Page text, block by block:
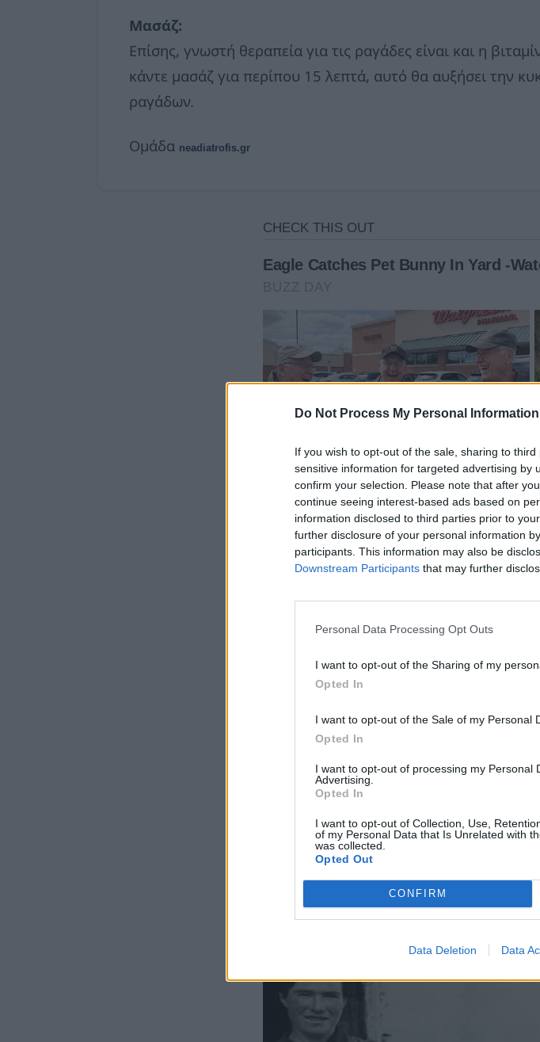
Do Not Process My Personal Information
If you wish to opt-out of the sale, sharing to
sensitive information for targeted advertising by
confirm your selection. Please note that after
continue seeing interest-based ads based on
information disclosed to third parties prior to
further disclosure of your personal information
participants. This information may also be
Downstream Participants that may further
Personal Data Processing Opt Outs
I want to opt-out of the Sharing of my
Opted In
I want to opt-out of the Sale of my Personal
Opted In
I want to opt-out of processing my Personal
Advertising.
Opted In
I want to opt-out of Collection, Use,
of my Personal Data that Is Unrelated with
was collected.
Opted Out
CONFIRM
Data Deletion Data
Μασάζ:
Επίσης, γνωστή θεραπεία για τις ραγάδες είναι και η
κάντε μασάζ για περίπου 15 λεπτά, αυτό θα αυξήσει την
ραγάδων.
Ομάδα neadiatrofis.gr